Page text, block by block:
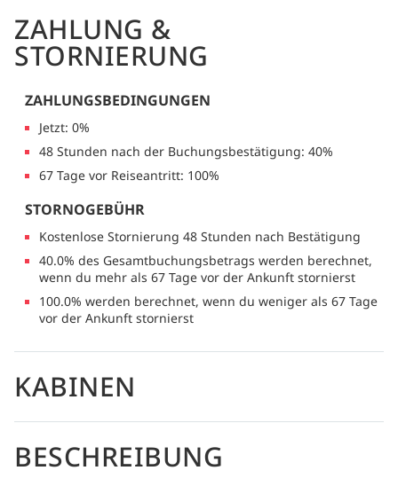
ZAHLUNG &
STORNIERUNG
ZAHLUNGSBEDINGUNGEN
Jetzt: 0%
48 Stunden nach der Buchungsbestätigung: 40%
67 Tage vor Reiseantritt: 100%
STORNOGEBÜHR
Kostenlose Stornierung 48 Stunden nach Bestätigung
40.0% des Gesamtbuchungsbetrags werden berechnet,
wenn du mehr als 67 Tage vor der Ankunft stornierst
100.0% werden berechnet, wenn du weniger als 67 Tage
vor der Ankunft stornierst
KABINEN
BESCHREIBUNG